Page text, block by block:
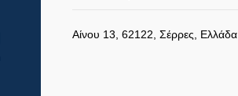
Αίνου 13, 62122, Σέρρες, Ελλάδα